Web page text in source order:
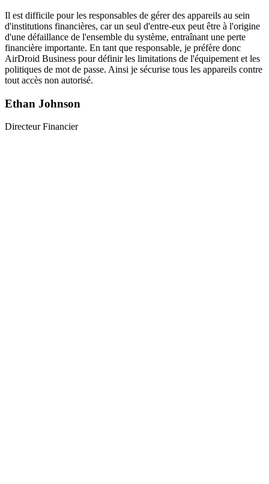
Il est difficile pour les responsables de gérer des appareils au sein
d'institutions financières, car un seul d'entre-eux peut être à l'origine
d'une défaillance de l'ensemble du système, entraînant une perte
financière importante. En tant que responsable, je préfère donc
AirDroid Business pour définir les limitations de l'équipement et les
politiques de mot de passe. Ainsi je sécurise tous les appareils contre
tout accès non autorisé.
Ethan Johnson
Directeur Financier